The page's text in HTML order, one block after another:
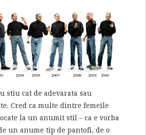
stiu cat de adevarata sau
Cred ca multe dintre femeile
la un anumit stil – ca e vorba
un anume tip de pantofi, de o